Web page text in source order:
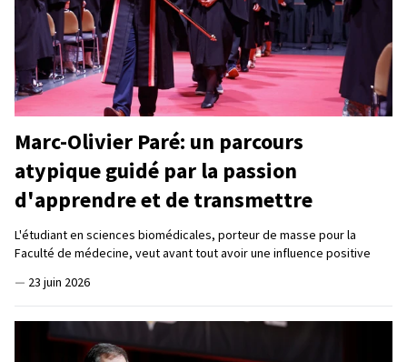
Marc-Olivier Paré: un parcours
atypique guidé par la passion
d'apprendre et de transmettre
L'étudiant en sciences biomédicales, porteur de masse pour la
Faculté de médecine, veut avant tout avoir une influence positive
— 23 juin 2026